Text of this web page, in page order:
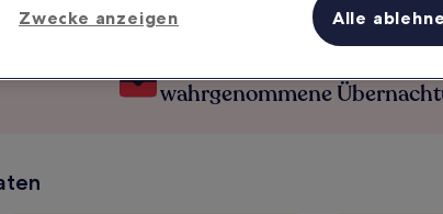
wahrgenommene
Zwecke anzeigen Alle